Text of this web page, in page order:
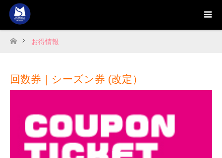
ホーム
お得情報
回数券｜シーズン券 (改定）